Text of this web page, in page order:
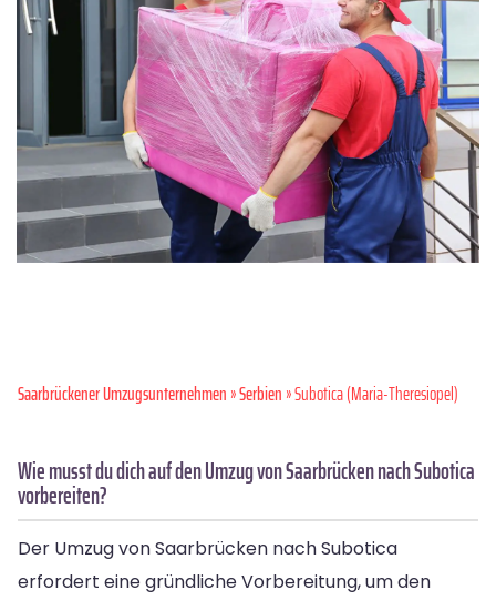
Saarbrückener Umzugsunternehmen»Serbien» Subotica (Maria-Theresiopel)
Wie musst du dich auf den Umzug von Saarbrücken nach Subotica
vorbereiten?
Der Umzug von Saarbrücken nach Subotica
erfordert eine gründliche Vorbereitung, um den